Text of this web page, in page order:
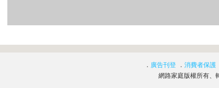
． 廣告刊登 ． 消費者保護
網路家庭版權所有、